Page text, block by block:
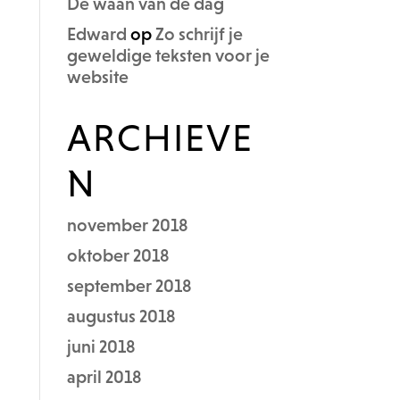
Edward opZo schrijf je
geweldige teksten voor je
website
ARCHIEVE
N
november 2018
oktober 2018
september 2018
augustus 2018
juni 2018
april 2018